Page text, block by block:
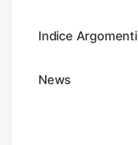
Indice Argomenti
News